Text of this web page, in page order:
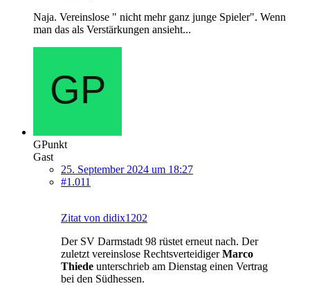
Naja. Vereinslose " nicht mehr ganz junge Spieler". Wenn
man das als Verstärkungen ansieht...
GPunkt
Gast
25. September 2024 um 18:27
#1.011
Zitat von didix1202
Der SV Darmstadt 98 rüstet erneut nach. Der
zuletzt vereinslose RechtsverteidigerMarco
Thiede unterschrieb am Dienstag einen Vertrag
bei den Südhessen.